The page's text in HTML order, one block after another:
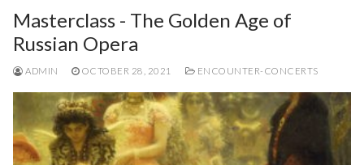
Masterclass - The Golden Age of
Russian Opera
ADMIN OCTOBER 28, 2021 ENCOUNTER-CONCERTS